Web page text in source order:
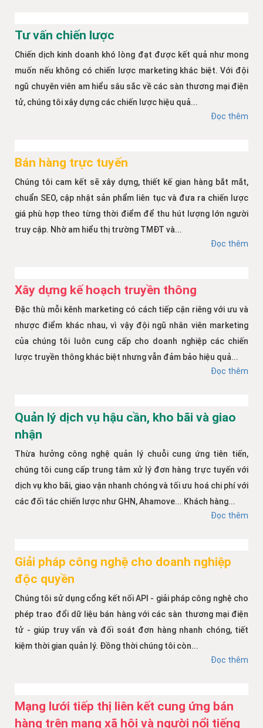
Tư vấn chiến lược
Chiến dịch kinh doanh khó lòng đạt được kết quả như mong
muốn nếu không có chiến lược marketing khác biệt. Với đội
ngũ chuyên viên am hiểu sâu sắc về các sàn thương mại điện
tử, chúng tôi xây dựng các chiến lược hiệu quả...
Đọc thêm
Bán hàng trực tuyến
Chúng tôi cam kết sẽ xây dựng, thiết kế gian hàng bắt mắt,
chuẩn SEO, cập nhật sản phẩm liên tục và đưa ra chiến lược
giá phù hợp theo từng thời điểm để thu hút lượng lớn người
truy cập. Nhờ am hiểu thị trường TMĐT và...
Đọc thêm
Xây dựng kế hoạch truyền thông
Đặc thù mỗi kênh marketing có cách tiếp cận riêng với ưu và
nhược điểm khác nhau, vì vậy đội ngũ nhân viên marketing
của chúng tôi luôn cung cấp cho doanh nghiệp các chiến
lược truyền thông khác biệt nhưng vẫn đảm bảo hiệu quả...
Đọc thêm
Quản lý dịch vụ hậu cần, kho bãi và giao
nhận
Thừa hưởng công nghệ quản lý chuỗi cung ứng tiên tiến,
chúng tôi cung cấp trung tâm xử lý đơn hàng trực tuyến với
dịch vụ kho bãi, giao vận nhanh chóng và tối ưu hoá chi phí với
các đối tác chiến lược như GHN, Ahamove... Khách hàng...
Đọc thêm
Giải pháp công nghệ cho doanh nghiệp
độc quyền
Chúng tôi sử dụng cổng kết nối API - giải pháp công nghệ cho
phép trao đổi dữ liệu bán hàng với các sàn thương mại điện
tử - giúp truy vấn và đối soát đơn hàng nhanh chóng, tiết
kiệm thời gian quản lý. Đồng thời chúng tôi còn...
Đọc thêm
Mạng lưới tiếp thị liên kết cung ứng bán
hàng trên mạng xã hội và người nổi tiếng